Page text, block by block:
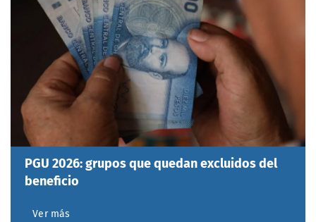
PGU 2026: grupos que quedan excluidos del
beneficio
Ver más